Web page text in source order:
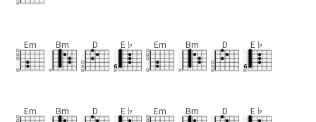
Em Bm D E♭ Em Bm D E♭
Em Bm D E♭ Em Bm D E♭